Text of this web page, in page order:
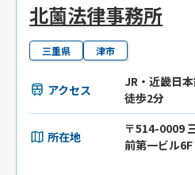
北薗法律事務所
三重県 津市
アクセス
JR・近畿日
徒歩2分
所在地
〒514-0009
前第一ビル6F